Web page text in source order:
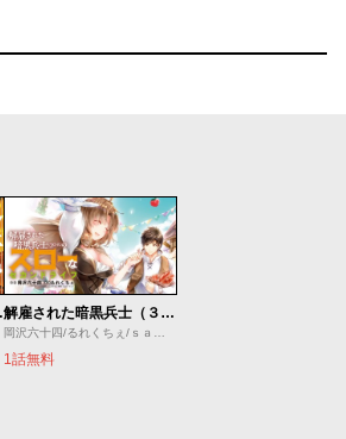
エン 解雇された暗黒兵士（３０代）のスローなセカンドライフ
1話無料